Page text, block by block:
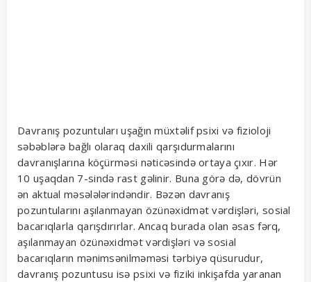
Davranış pozuntuları uşağın müxtəlif psixi və fizioloji
səbəblərə bağlı olaraq daxili qarşıdurmalarını
davranışlarına köçürməsi nəticəsində ortaya çıxır. Hər
10 uşaqdan 7-sində rast gəlinir. Buna görə də, dövrün
ən aktual məsələlərindəndir. Bəzən davranış
pozuntularını aşılanmayan özünəxidmət vərdişləri, sosial
bacarıqlarla qarışdırırlar. Ancaq burada olan əsas fərq,
aşılanmayan özünəxidmət vərdişləri və sosial
bacarıqların mənimsənilməməsi tərbiyə qüsurudur,
davranış pozuntusu isə psixi və fiziki inkişafda yaranan